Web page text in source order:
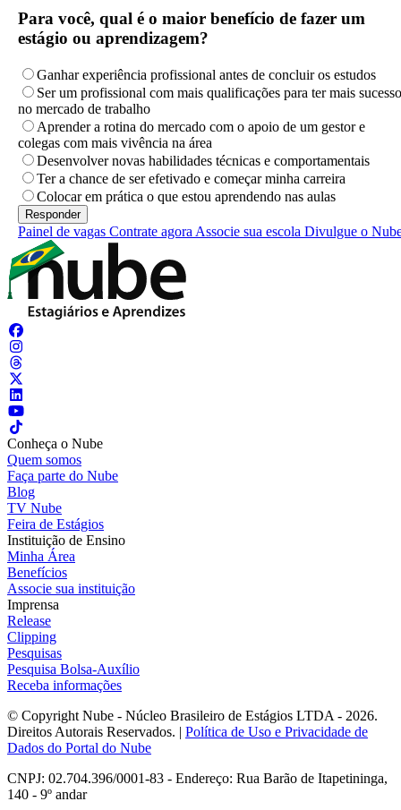
Para você, qual é o maior benefício de fazer um
estágio ou aprendizagem?
Ganhar experiência profissional antes de concluir os estudos
Ser um profissional com mais qualificações para ter mais sucesso
no mercado de trabalho
Aprender a rotina do mercado com o apoio de um gestor e
colegas com mais vivência na área
Desenvolver novas habilidades técnicas e comportamentais
Ter a chance de ser efetivado e começar minha carreira
Colocar em prática o que estou aprendendo nas aulas
Painel de vagas Contrate agora Associe sua escola Divulgue o
Conheça o Nube
Quem somos
Faça parte do Nube
Blog
TV Nube
Feira de Estágios
Instituição de Ensino
Minha Área
Benefícios
Associe sua instituição
Imprensa
Release
Clipping
Pesquisas
Pesquisa Bolsa-Auxílio
Receba informações
© Copyright Nube - Núcleo Brasileiro de Estágios LTDA - 2026.
Direitos Autorais Reservados. | Política de Uso e Privacidade de
Dados do Portal do Nube
CNPJ: 02.704.396/0001-83 - Endereço: Rua Barão de Itapetininga,
140 - 9º andar